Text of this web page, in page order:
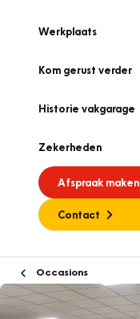
Werkplaats
Kom gerust verder
Historie vakgarage
Zekerheden
Afspraak maken
Contact
Occasions